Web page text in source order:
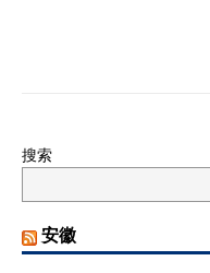
搜索
安徽